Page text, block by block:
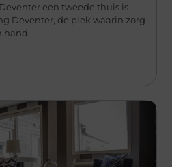
een tweede thuis is
Deventer, de plek waarin zorg
hand